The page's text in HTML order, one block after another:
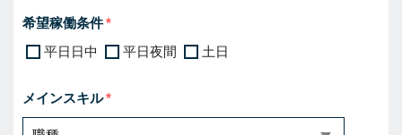
希望稼働条件
平日日中
平日夜間 土日
メインスキル